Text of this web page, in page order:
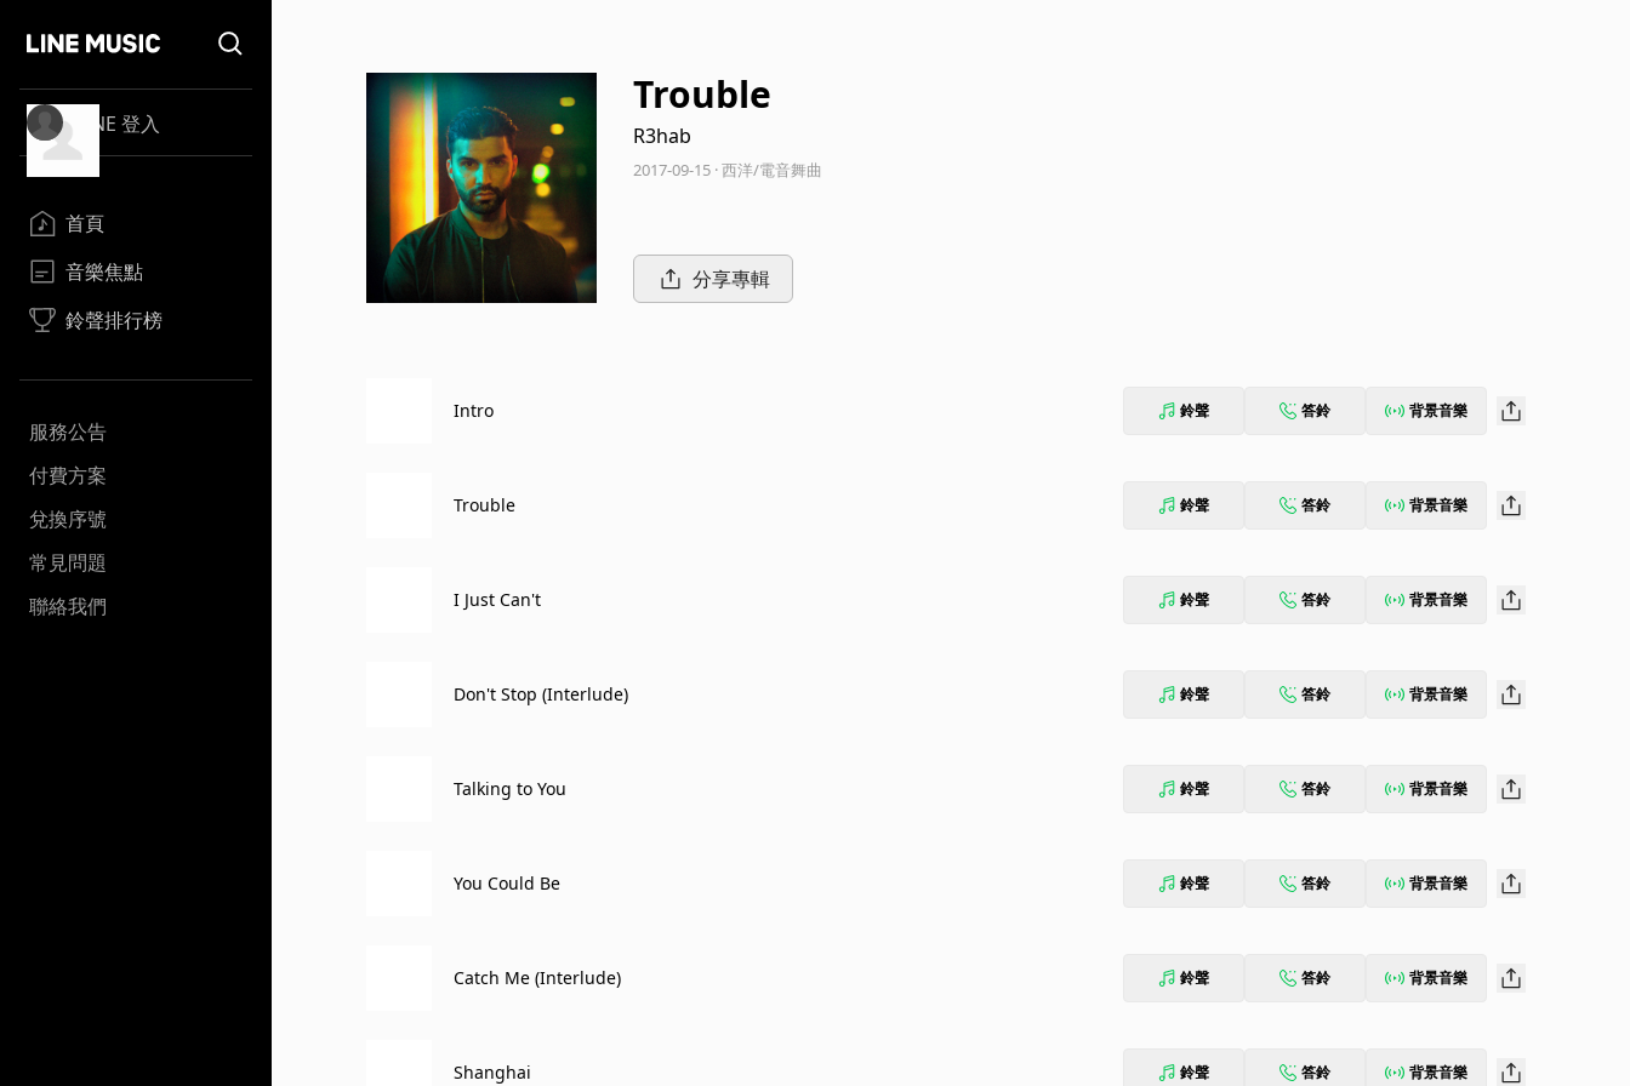
LINE 登入
首頁
音樂焦點
鈴聲排行榜
服務公告
付費方案
兌換序號
常見問題
聯絡我們
Trouble
R3hab
2017-09-15 · 西洋/電音舞曲
分享專輯
Intro 鈴聲 答鈴 背景音樂
Trouble 鈴聲 答鈴 背景音樂
I Just Can't 鈴聲 答鈴 背景音樂
Don't Stop (Interlude) 鈴聲 答鈴 背景音樂
Talking to You 鈴聲 答鈴 背景音樂
You Could Be 鈴聲 答鈴 背景音樂
Catch Me (Interlude) 鈴聲 答鈴 背景音樂
Shanghai 鈴聲 答鈴 背景音樂